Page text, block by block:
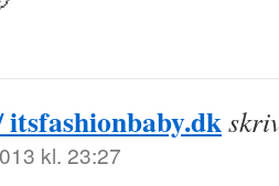
kl. 23:27